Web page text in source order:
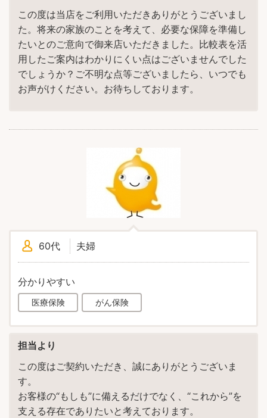
この度は当店をご利用いただきありがとうございまし
た。将来の家族のことを考えて、必要な保障を準備し
たいとのご意向で御来店いただきました。比較表を活
用したご案内はわかりにくい点はございませんでした
でしょうか？ご不明な点等ございましたら、いつでも
お声がけください。お待ちしております。
60代 夫婦
分かりやすい
医療保険 がん保険
担当より
この度はご契約いただき、誠にありがとうございま
す。
お客様の“もしも”に備えるだけでなく、“これから”を
支える存在でありたいと考えております。